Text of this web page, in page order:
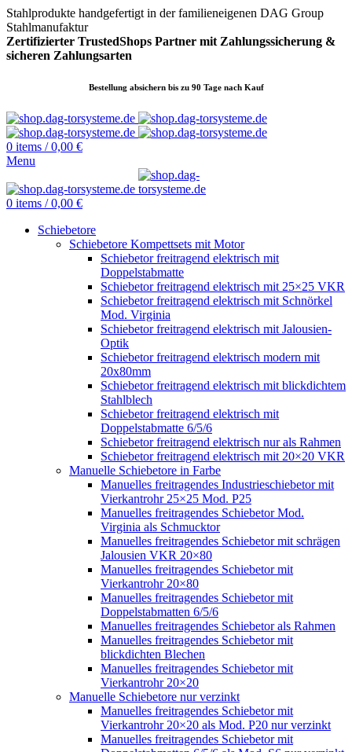
Stahlprodukte handgefertigt in der familieneigenen DAG Group
Stahlmanufaktur
Zertifizierter TrustedShops Partner mit Zahlungssicherung &
sicheren Zahlungsarten
Bestellung absichern bis zu 90 Tage nach Kauf
0 items / 0,00 €
Menu
0 items / 0,00 €
Schiebetore
Schiebetore Kompettsets mit Motor
Schiebetor freitragend elektrisch mit
Doppelstabmatte
Schiebetor freitragend elektrisch mit 25×25 VKR
Schiebetor freitragend elektrisch mit Schnörkel
Mod. Virginia
Schiebetor freitragend elektrisch mit Jalousien-
Optik
Schiebetor freitragend elektrisch modern mit
20x80mm
Schiebetor freitragend elektrisch mit blickdichtem
Stahlblech
Schiebetor freitragend elektrisch mit
Doppelstabmatte 6/5/6
Schiebetor freitragend elektrisch nur als Rahmen
Schiebetor freitragend elektrisch mit 20×20 VKR
Manuelle Schiebetore in Farbe
Manuelles freitragendes Industrieschiebetor mit
Vierkantrohr 25×25 Mod. P25
Manuelles freitragendes Schiebetor Mod.
Virginia als Schmucktor
Manuelles freitragendes Schiebetor mit schrägen
Jalousien VKR 20×80
Manuelles freitragendes Schiebetor mit
Vierkantrohr 20×80
Manuelles freitragendes Schiebetor mit
Doppelstabmatten 6/5/6
Manuelles freitragendes Schiebetor als Rahmen
Manuelles freitragendes Schiebetor mit
blickdichten Blechen
Manuelles freitragendes Schiebetor mit
Vierkantrohr 20×20
Manuelle Schiebetore nur verzinkt
Manuelles freitragendes Schiebetor mit
Vierkantrohr 20×20 als Mod. P20 nur verzinkt
Manuelles freitragendes Schiebetor mit